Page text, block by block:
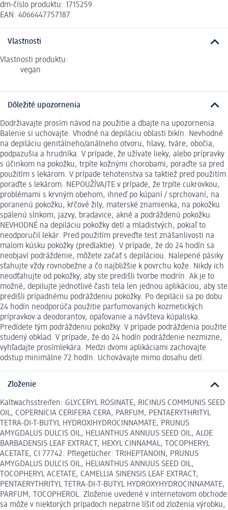
dm-číslo produktu: 1715259
EAN: 4066447757187
Vlastnosti
Vlastnosti produktu:
vegan
Dôležité upozornenia
Dodržiavajte prosím návod na použitie a dbajte na upozornenia.
Balenie si uchovajte. Vhodné na depiláciu oblasti bikín. Nevhodné
na depiláciu genitálneho/análneho otvoru, hlavy, tváre, obočia,
podpazušia a hrudníka. V prípade, že užívate lieky, alebo prípravky
s účinkom na pokožku, trpíte kožnými chorobami, poraďte sa pred
použitím s lekárom. V prípade tehotenstva sa taktiež pred použitím
poraďte s lekárom. NEPOUŽÍVAJTE v prípade, že trpíte cukrovkou,
problémami s krvným obehom, ihneď po kúpaní / sprchovaní, na
poranenú pokožku, kŕčové žily, materské znamienka, na pokožku
spálenú slnkom, jazvy, bradavice, akné a podráždenú pokožku.
NEVHODNÉ na depiláciu pokožky detí a mladistvých, pokiaľ to
neodporučil lekár. Pred použitím preveďte test znášanlivosti na
malom kúsku pokožky (predlaktie). V prípade, že do 24 hodín sa
neobjaví podráždenie, môžete začať s depiláciou. Nalepené pásiky
sťahujte vždy rovnobežne a čo najbližšie k povrchu kože. Nikdy ich
neodťahujte od pokožky, aby ste predišli tvorbe modrín. Ak je to
možné, depilujte jednotlivé časti tela len jednou aplikáciou, aby ste
predišli prípadnému podráždeniu pokožky. Po depilácii sa po dobu
24 hodín neodporúča použitie parfumovaných kozmetických
prípravkov a deodorantov, opaľovanie a návšteva kúpaliska.
Predídete tým podráždeniu pokožky. V prípade podráždenia použite
studený obklad. V prípade, že do 24 hodín podráždenie nezmizne,
vyhľadajte prosímlekára. Medzi dvomi aplikáciami zachovajte
odstup minimálne 72 hodín. Uchovávajte mimo dosahu detí.
Zloženie
Kaltwachsstreifen: GLYCERYL ROSINATE, RICINUS COMMUNIS SEED
OIL, COPERNICIA CERIFERA CERA, PARFUM, PENTAERYTHRITYL
TETRA-DI-T-BUTYL HYDROXIHYDROCINNAMATE, PRUNUS
AMYGDALUS DULCIS OIL, HELIANTHUS ANNUUS SEED OIL, ALOE
BARBADENSIS LEAF EXTRACT, HEXYL CINNAMAL, TOCOPHERYL
ACETATE, CI 77742. Pflegetücher: TRIHEPTANOIN, PRUNUS
AMYGDALUS DULCIS OIL, HELIANTHUS ANNUUS SEED OIL,
TOCOPHERYL ACETATE, CAMELLIA SINENSIS LEAF EXTRACT,
PENTAERYTHRITYL TETRA-DI-T-BUTYL HYDROXYHYDROCINNAMATE,
PARFUM, TOCOPHEROL. Zloženie uvedené v internetovom obchode
sa môže v niektorých prípadoch nepatrne líšiť od zloženia výrobku,